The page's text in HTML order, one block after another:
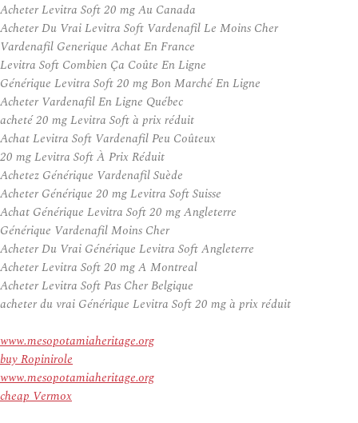
Acheter Levitra Soft 20 mg Au Canada
Acheter Du Vrai Levitra Soft Vardenafil Le Moins Cher
Vardenafil Generique Achat En France
Levitra Soft Combien Ça Coûte En Ligne
Générique Levitra Soft 20 mg Bon Marché En Ligne
Acheter Vardenafil En Ligne Québec
acheté 20 mg Levitra Soft à prix réduit
Achat Levitra Soft Vardenafil Peu Coûteux
20 mg Levitra Soft À Prix Réduit
Achetez Générique Vardenafil Suède
Acheter Générique 20 mg Levitra Soft Suisse
Achat Générique Levitra Soft 20 mg Angleterre
Générique Vardenafil Moins Cher
Acheter Du Vrai Générique Levitra Soft Angleterre
Acheter Levitra Soft 20 mg A Montreal
Acheter Levitra Soft Pas Cher Belgique
acheter du vrai Générique Levitra Soft 20 mg à prix réduit
www.mesopotamiaheritage.org
buy Ropinirole
www.mesopotamiaheritage.org
cheap Vermox